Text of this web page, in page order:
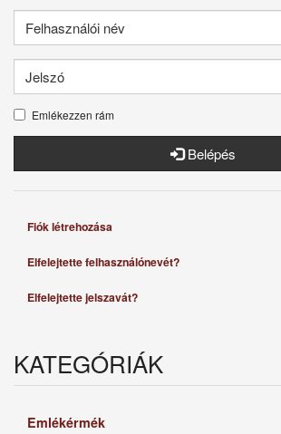
Emlékezzen rám
Belépés
Fiók létrehozása
Elfelejtette felhasználónevét?
Elfelejtette jelszavát?
KATEGÓRIÁK
Emlékérmék